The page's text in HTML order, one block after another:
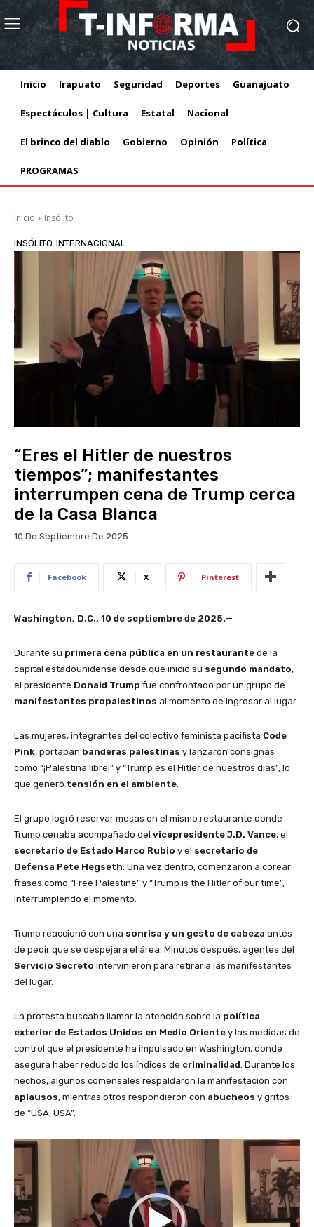
Inicio Irapuato Seguridad Deportes Guanajuato
Espectáculos | Cultura Estatal Nacional
El brinco del diablo Gobierno Opinión Política
PROGRAMAS
Inicio Insólito
INSÓLITO INTERNACIONAL
“Eres el Hitler de nuestros
tiempos”; manifestantes
interrumpen cena de Trump cerca
de la Casa Blanca
10 De Septiembre De 2025
Facebook X Pinterest
Washington, D.C., 10 de septiembre de 2025.—
Durante su primera cena pública en un restaurante de la
capital estadounidense desde que inició su segundo mandato,
el presidente Donald Trump fue confrontado por un grupo de
manifestantes propalestinos al momento de ingresar al lugar.
Las mujeres, integrantes del colectivo feminista pacifista Code
Pink, portaban banderas palestinas y lanzaron consignas
como “¡Palestina libre!” y “Trump es el Hitler de nuestros días”, lo
que generó tensión en el ambiente
El grupo logró reservar mesas en el mismo restaurante donde
Trump cenaba acompañado del vicepresidente J.D. Vance, el
secretario de Estado Marco Rubio y el secretario de
Defensa Pete Hegseth . Una vez dentro, comenzaron a corear
frases como “Free Palestine” y “Trump is the Hitler of our time”,
interrumpiendo el momento.
Trump reaccionó con una sonrisa y un gesto de cabeza antes
de pedir que se despejara el área. Minutos después, agentes del
Servicio Secreto intervinieron para retirar a las manifestantes
del lugar.
La protesta buscaba llamar la atención sobre la política
exterior de Estados Unidos en Medio Oriente y las medidas de
control que el presidente ha impulsado en Washington, donde
asegura haber reducido los índices de criminalidad . Durante los
hechos, algunos comensales respaldaron la manifestación con
aplausos, mientras otros respondieron con abucheos y gritos
de “USA, USA”.
R
p
r
o